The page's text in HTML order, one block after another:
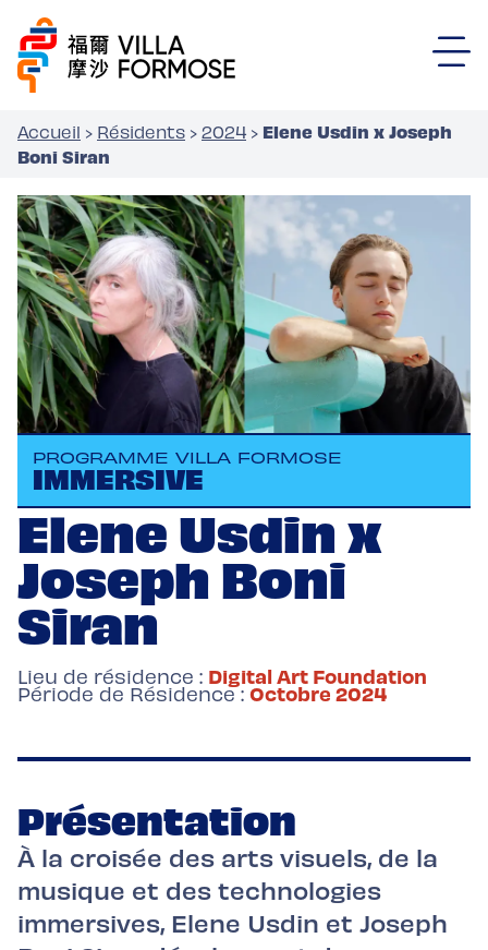
Accueil › Résidents › 2024 › Elene Usdin x Joseph
Boni Siran
PROGRAMME VILLA FORMOSE
IMMERSIVE
Elene Usdin x
Joseph Boni
Siran
Lieu de résidence : Digital Art Foundation
Période de Résidence : Octobre 2024
Présentation
À la croisée des arts visuels, de la
musique et des technologies
immersives, Elene Usdin et Joseph